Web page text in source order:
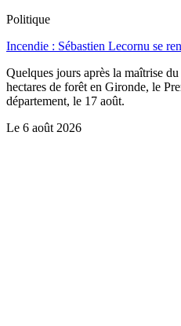
Politique
Incendie : Sébastien Lecornu se
Quelques jours après la maîtrise
hectares de forêt en Gironde, le
département, le 17 août.
Le 6 août 2026